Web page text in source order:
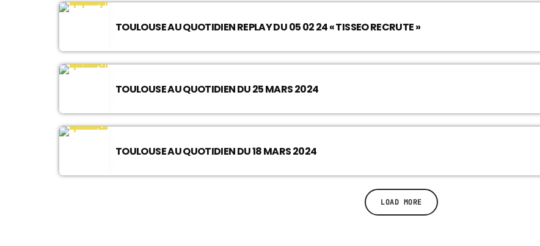
TOULOUSE AU QUOTIDIEN REPLAY DU 05 02 24 « TISSEO RECRUTE »
TOULOUSE AU QUOTIDIEN DU 25 MARS 2024
TOULOUSE AU QUOTIDIEN DU 18 MARS 2024
LOAD MORE